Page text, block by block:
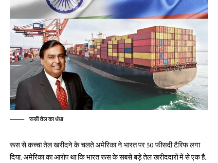
रूसी तेल का धंधा
रूस से कच्चा तेल खरीदने के चलते अमेरिका ने भारत पर 50 फीसदी टैरिफ लगा
दिया. अमेरिका का आरोप था कि भारत रूस के सबसे बड़े तेल खरीददारों में से एक है.